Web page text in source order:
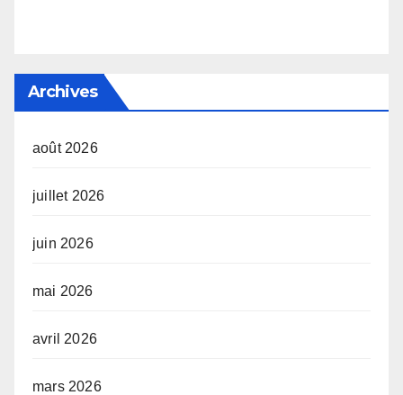
Archives
août 2026
juillet 2026
juin 2026
mai 2026
avril 2026
mars 2026